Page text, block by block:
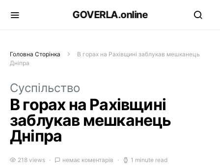
GOVERLA.online
Головна Сторінка
В горах на Рахівщині заблукав мешканець
Дніпра
Суспільство
В горах на Рахівщині
заблукав мешканець
Дніпра
218 views немає коментарів 1 minute read